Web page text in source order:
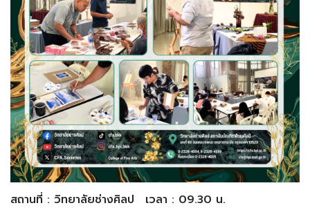
สถานที่ : วิทยาลัยช่างศิลป เวลา : 09.30 น.